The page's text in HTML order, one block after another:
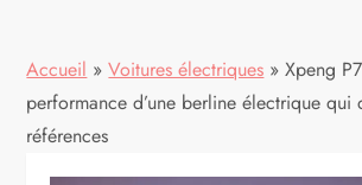
Accueil » Voitures électriques » Xpeng
performance d’une berline électrique qui
références